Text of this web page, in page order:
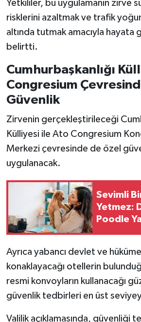
Yetkililer, bu uygulamanın zirve
risklerini azaltmak ve trafik
altında tutmak amacıyla hayata
belirtti.
Cumhurbaşkanlığı
Congresium
Güvenlik
Zirvenin gerçekleştirileceği
Külliyesi ile Ato Congresium
Merkezi çevresinde de özel
uygulanacak.
Sevimli
Yetmez:
Poodle
Ayrıca yabancı devlet ve
konaklayacağı otellerin
resmi konvoyların kullanacağı
güvenlik tedbirleri en üst
Valilik açıklamasında, güvenliği